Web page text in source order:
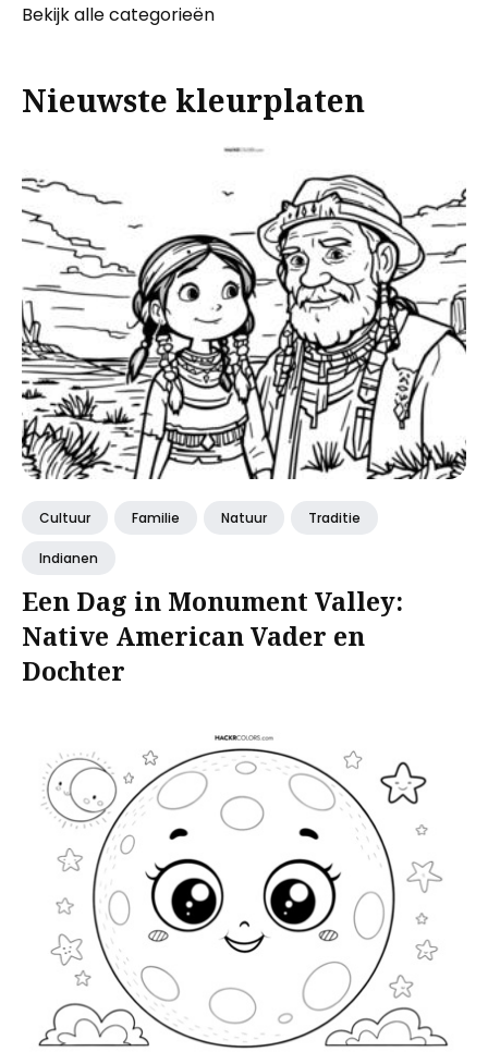
Bekijk alle categorieën
Nieuwste kleurplaten
Cultuur Familie Natuur Traditie
Indianen
Een Dag in Monument Valley:
Native American Vader en
Dochter